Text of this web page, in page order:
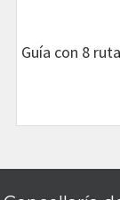
Guía con 8